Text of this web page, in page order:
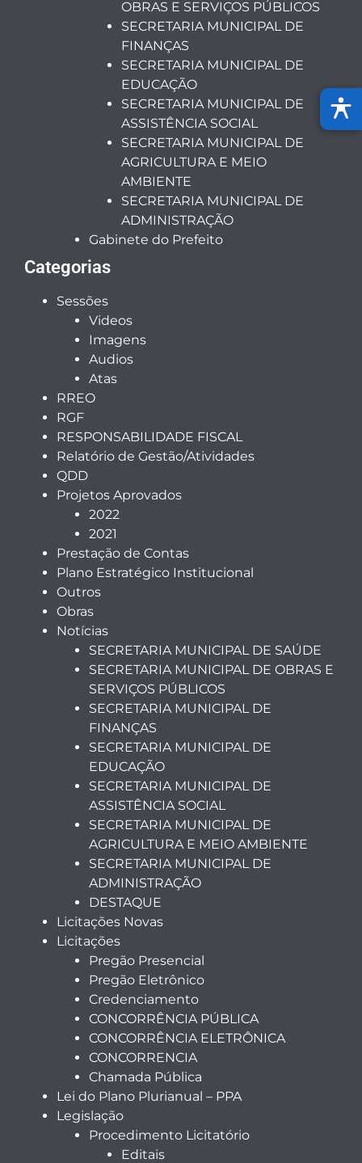
OBRAS E SERVIÇOS PÚBLICOS
SECRETARIA MUNICIPAL DE
FINANÇAS
SECRETARIA MUNICIPAL DE
EDUCAÇÃO
SECRETARIA MUNICIPAL DE
ASSISTÊNCIA SOCIAL
SECRETARIA MUNICIPAL DE
AGRICULTURA E MEIO
AMBIENTE
SECRETARIA MUNICIPAL DE
ADMINISTRAÇÃO
Gabinete do Prefeito
Categorias
Sessões
Videos
Imagens
Audios
Atas
RREO
RGF
RESPONSABILIDADE FISCAL
Relatório de Gestão/Atividades
QDD
Projetos Aprovados
2022
2021
Prestação de Contas
Plano Estratégico Institucional
Outros
Obras
Notícias
SECRETARIA MUNICIPAL DE SAÚDE
SECRETARIA MUNICIPAL DE OBRAS E
SERVIÇOS PÚBLICOS
SECRETARIA MUNICIPAL DE
FINANÇAS
SECRETARIA MUNICIPAL DE
EDUCAÇÃO
SECRETARIA MUNICIPAL DE
ASSISTÊNCIA SOCIAL
SECRETARIA MUNICIPAL DE
AGRICULTURA E MEIO AMBIENTE
SECRETARIA MUNICIPAL DE
ADMINISTRAÇÃO
DESTAQUE
Licitações Novas
Licitações
Pregão Presencial
Pregão Eletrônico
Credenciamento
CONCORRÊNCIA PÚBLICA
CONCORRÊNCIA ELETRÔNICA
CONCORRENCIA
Chamada Pública
Lei do Plano Plurianual – PPA
Legislação
Procedimento Licitatório
Editais